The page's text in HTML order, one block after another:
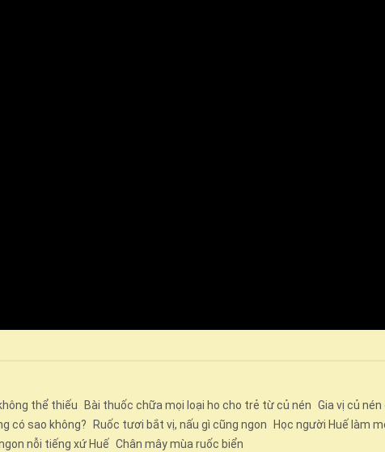
thể thiếu Bài thuốc chữa mọi loại ho cho trẻ từ củ nén Gia vị củ nén
có sao không? Ruốc tươi bắt vị, nấu gì cũng ngon Học người Huế làm
nỗi tiếng xứ Huế Chân mây mùa ruốc biển